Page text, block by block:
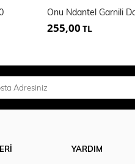
255,00 TL
YARDIM